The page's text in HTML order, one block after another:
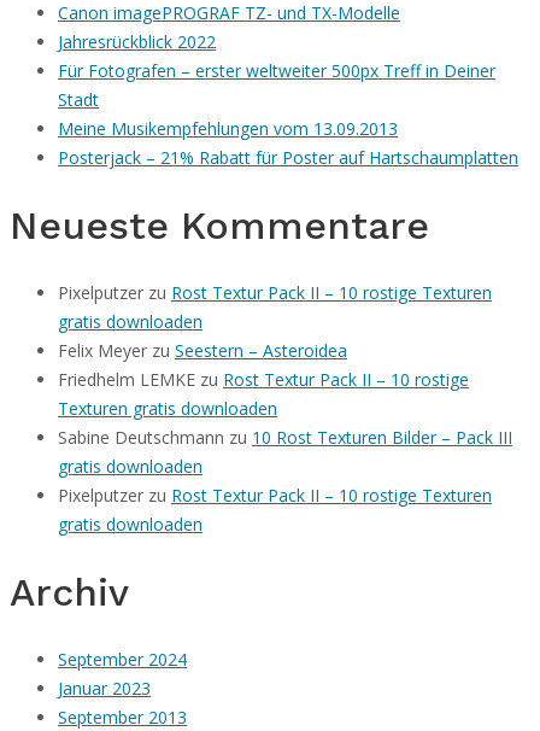
Canon imagePROGRAF TZ- und TX-Modelle
Jahresrückblick 2022
Für Fotografen – erster weltweiter 500px Treff in Deiner
Stadt
Meine Musikempfehlungen vom 13.09.2013
Posterjack – 21% Rabatt für Poster auf Hartschaumplatten
Neueste Kommentare
Pixelputzer zu Rost Textur Pack II – 10 rostige Texturen
gratis downloaden
Felix Meyer zu Seestern – Asteroidea
Friedhelm LEMKE zu Rost Textur Pack II – 10 rostige
Texturen gratis downloaden
Sabine Deutschmann zu 10 Rost Texturen Bilder – Pack III
gratis downloaden
Pixelputzer zu Rost Textur Pack II – 10 rostige Texturen
gratis downloaden
Archiv
September 2024
Januar 2023
September 2013